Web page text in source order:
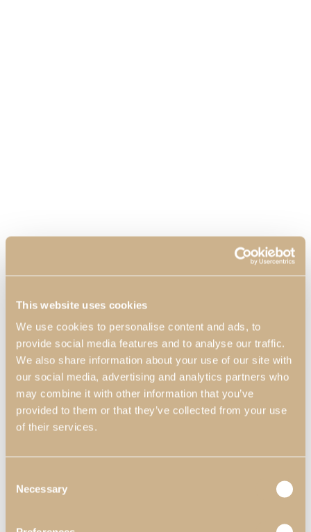
This website uses cookies
We use cookies to personalise content and ads, to
provide social media features and to analyse our traffic.
We also share information about your use of our site with
our social media, advertising and analytics partners who
may combine it with other information that you’ve
provided to them or that they’ve collected from your use
of their services.
Selection
Necessary